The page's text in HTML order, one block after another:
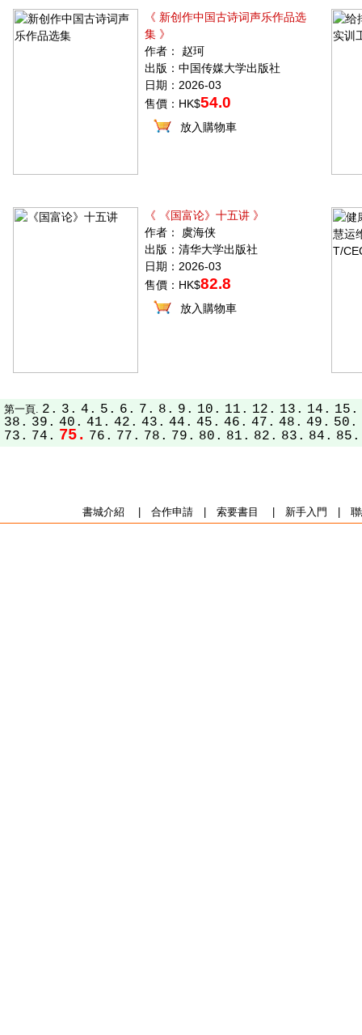
《 新创作中国古诗词声乐作品选
集 》
作者： 赵珂
出版：中国传媒大学出版社
日期：2026-03
售價：HK$54.0
放入購物車
《 《国富论》十五讲 》
作者： 虞海侠
出版：清华大学出版社
日期：2026-03
售價：HK$82.8
放入購物車
第一頁. 2. 3. 4. 5. 6. 7. 8. 9. 10. 11. 12. 13. 14. 15.
38. 39. 40. 41. 42. 43. 44. 45. 46. 47. 48. 49. 50.
73. 74. 75. 76. 77. 78. 79. 80. 81. 82. 83. 84. 85.
書城介紹 合作申請| 索要書目 新手入門